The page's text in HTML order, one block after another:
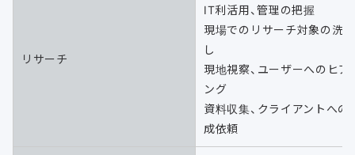
リサーチ
IT利活用、管理の把握
現場でのリサーチ対象の洗
し
現地視察、ユーザーへのヒア
ング
資料収集、クライアントへの
成依頼